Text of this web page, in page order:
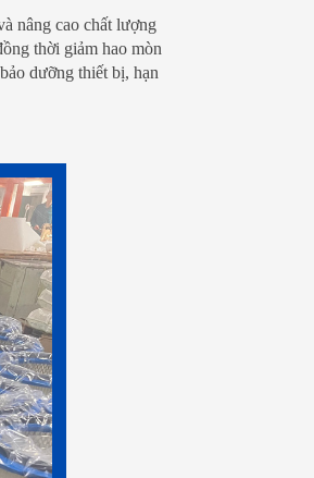
nâng cao chất lượng
thời giảm hao mòn
dưỡng thiết bị, hạn